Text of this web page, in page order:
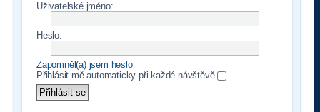
Uživatelské jméno:
Heslo:
Zapomněl(a) jsem heslo
Přihlásit mě automaticky při každé návštěvě